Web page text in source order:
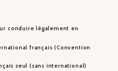
conduire légalement en
français (Convention
seul (sans international)